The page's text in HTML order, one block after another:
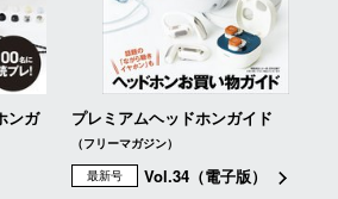
ンガ
プレミアムヘッドホンガイド
（フリーマガジン）
最新号
Vol.34（電子版）